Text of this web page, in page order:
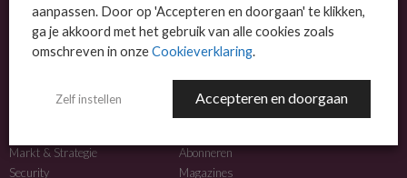
OVER MSP BUSINESS
MSP Business is het kennisplatform voor IT-dienstverleners met MKB-focus.
NIEUWS
Markt & Strategie
Security
MEER INFO
Abonneren
Magazines
aanpassen. Door op 'Accepteren en doorgaan' te klikken,
ga je akkoord met het gebruik van alle cookies zoals
omschreven in onzeCookieverklaring.
Zelf instellen Accepteren en doorgaan